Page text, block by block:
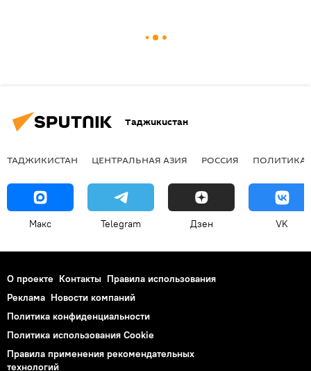
Таджикистан
ТАДЖИКИСТАН ЦЕНТРАЛЬНАЯ АЗИЯ РОССИЯ ПОЛИТИКА
Макс Telegram Дзен VK
О проекте Контакты Правила использования
Реклама Новости компаний
Политика конфиденциальности
Политика использования Cookie
Правила применения рекомендательных
технологий